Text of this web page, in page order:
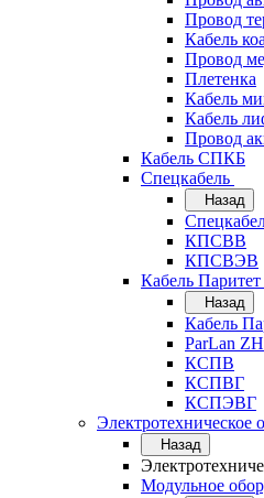
Провод
Кабель
Провод
Плетенка
Кабель
Кабель
Провод
Кабель СПКБ
Спецкабель
Назад
КПСВВ
КПСВЭВ
Кабель Паритет
Назад
Кабель
ParLan ZH
КСПВ
КСПВГ
КСПЭВГ
Электротехническое
Назад
Модульное